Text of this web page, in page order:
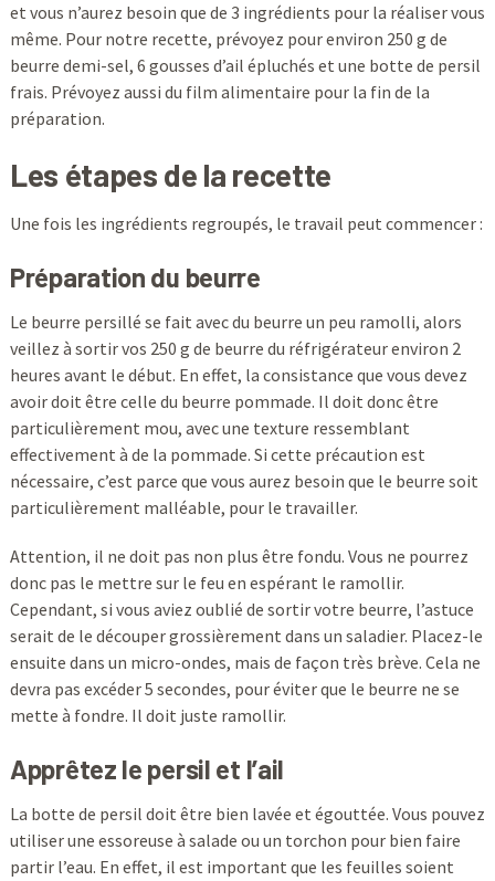
et vous n’aurez besoin que de 3 ingrédients pour la réaliser vous
même. Pour notre recette, prévoyez pour environ 250 g de
beurre demi-sel, 6 gousses d’ail épluchés et une botte de persil
frais. Prévoyez aussi du film alimentaire pour la fin de la
préparation.
Les étapes de la recette
Une fois les ingrédients regroupés, le travail peut commencer :
Préparation du beurre
Le beurre persillé se fait avec du beurre un peu ramolli, alors
veillez à sortir vos 250 g de beurre du réfrigérateur environ 2
heures avant le début. En effet, la consistance que vous devez
avoir doit être celle du beurre pommade. Il doit donc être
particulièrement mou, avec une texture ressemblant
effectivement à de la pommade. Si cette précaution est
nécessaire, c’est parce que vous aurez besoin que le beurre soit
particulièrement malléable, pour le travailler.
Attention, il ne doit pas non plus être fondu. Vous ne pourrez
donc pas le mettre sur le feu en espérant le ramollir.
Cependant, si vous aviez oublié de sortir votre beurre, l’astuce
serait de le découper grossièrement dans un saladier. Placez-le
ensuite dans un micro-ondes, mais de façon très brève. Cela ne
devra pas excéder 5 secondes, pour éviter que le beurre ne se
mette à fondre. Il doit juste ramollir.
Apprêtez le persil et l’ail
La botte de persil doit être bien lavée et égouttée. Vous pouvez
utiliser une essoreuse à salade ou un torchon pour bien faire
partir l’eau. En effet, il est important que les feuilles soient